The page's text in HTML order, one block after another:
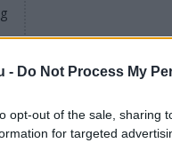
- Do Not Process My
opt-out of the sale, sharing
for targeted